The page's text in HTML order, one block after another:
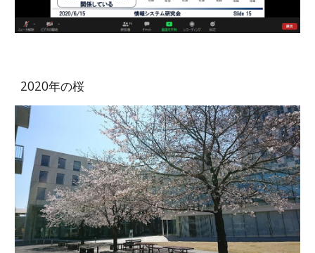
2020年の桜